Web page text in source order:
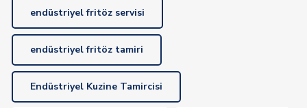
endüstriyel fritöz servisi
endüstriyel fritöz tamiri
Endüstriyel Kuzine Tamircisi